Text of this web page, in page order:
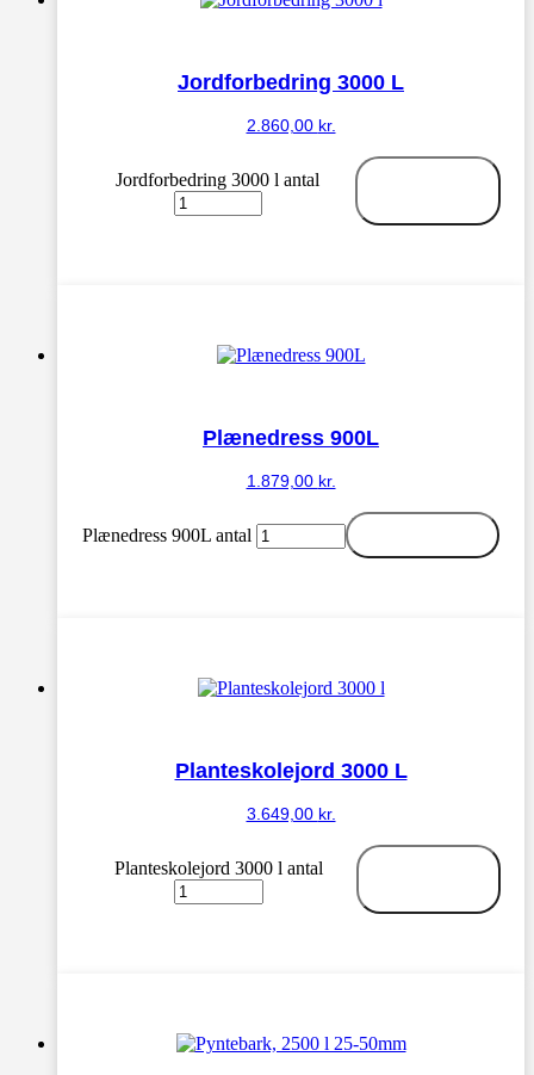
Jordforbedring 3000 L
2.860,00 kr.
Jordforbedring 3000 l antal
Plænedress 900L
1.879,00 kr.
Plænedress 900L antal
Planteskolejord 3000 L
3.649,00 kr.
Planteskolejord 3000 l antal